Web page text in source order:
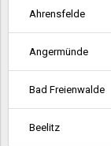
Ahrensfelde
Angermünde
Bad Freienwalde
Beelitz